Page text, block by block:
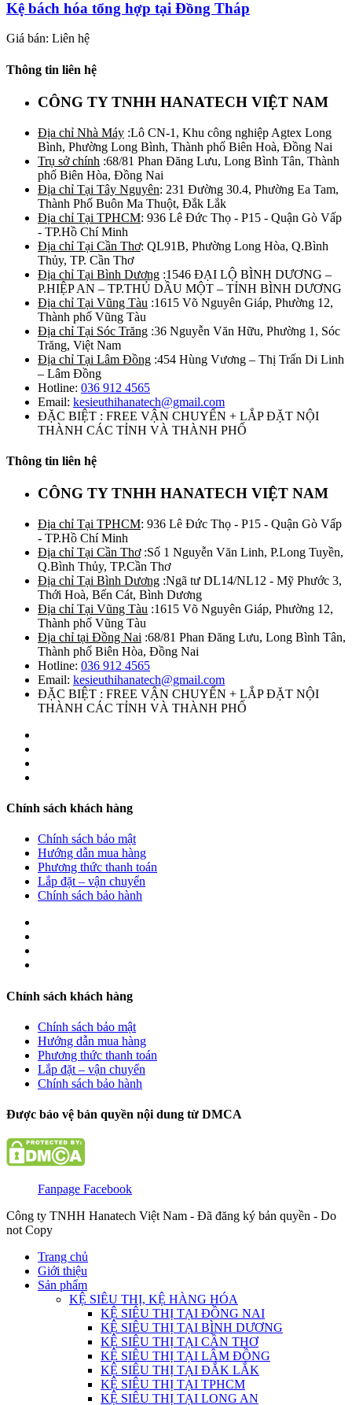
Kệ bách hóa tổng hợp tại Đồng Tháp
Giá bán: Liên hệ
Thông tin liên hệ
CÔNG TY TNHH HANATECH VIỆT NAM
Địa chỉ Nhà Máy :Lô CN-1, Khu công nghiệp Agtex Long
Bình, Phường Long Bình, Thành phố Biên Hoà, Đồng Nai
Trụ sở chính :68/81 Phan Đăng Lưu, Long Bình Tân, Thành
phố Biên Hòa, Đồng Nai
Địa chỉ Tại Tây Nguyên: 231 Đường 30.4, Phường Ea Tam,
Thành Phố Buôn Ma Thuột, Đắk Lắk
Địa chỉ Tại TPHCM: 936 Lê Đức Thọ - P15 - Quận Gò Vấp
- TP.Hồ Chí Minh
Địa chỉ Tại Cần Thơ: QL91B, Phường Long Hòa, Q.Bình
Thủy, TP. Cần Thơ
Địa chỉ Tại Bình Dương :1546 ĐẠI LỘ BÌNH DƯƠNG –
P.HIỆP AN – TP.THỦ DẦU MỘT – TỈNH BÌNH DƯƠNG
Địa chỉ Tại Vũng Tàu :1615 Võ Nguyên Giáp, Phường 12,
Thành phố Vũng Tàu
Địa chỉ Tại Sóc Trăng :36 Nguyễn Văn Hữu, Phường 1, Sóc
Trăng, Việt Nam
Địa chỉ Tại Lâm Đồng :454 Hùng Vương – Thị Trấn Di Linh
– Lâm Đồng
Hotline: 036 912 4565
Email: kesieuthihanatech@gmail.com
ĐẶC BIỆT : FREE VẬN CHUYỂN + LẮP ĐẶT NỘI
THÀNH CÁC TỈNH VÀ THÀNH PHỐ
Thông tin liên hệ
CÔNG TY TNHH HANATECH VIỆT NAM
Địa chỉ Tại TPHCM: 936 Lê Đức Thọ - P15 - Quận Gò Vấp
- TP.Hồ Chí Minh
Địa chỉ Tại Cần Thơ:Số 1 Nguyễn Văn Linh, P.Long Tuyền,
Q.Bình Thủy, TP.Cần Thơ
Địa chỉ Tại Bình Dương :Ngã tư DL14/NL12 - Mỹ Phước 3,
Thới Hoà, Bến Cát, Bình Dương
Địa chỉ Tại Vũng Tàu :1615 Võ Nguyên Giáp, Phường 12,
Thành phố Vũng Tàu
Địa chỉ tại Đồng Nai :68/81 Phan Đăng Lưu, Long Bình Tân,
Thành phố Biên Hòa, Đồng Nai
Hotline: 036 912 4565
Email: kesieuthihanatech@gmail.com
ĐẶC BIỆT : FREE VẬN CHUYỂN + LẮP ĐẶT NỘI
THÀNH CÁC TỈNH VÀ THÀNH PHỐ
Chính sách khách hàng
Chính sách bảo mật
Hướng dẫn mua hàng
Phương thức thanh toán
Lắp đặt – vận chuyển
Chính sách bảo hành
Chính sách khách hàng
Chính sách bảo mật
Hướng dẫn mua hàng
Phương thức thanh toán
Lắp đặt – vận chuyển
Chính sách bảo hành
Được bảo vệ bản quyền nội dung từ DMCA
Fanpage Facebook
Công ty TNHH Hanatech Việt Nam - Đã đăng ký bản quyền - Do
not Copy
Trang chủ
Giới thiệu
Sản phẩm
KỆ SIÊU THỊ, KỆ HÀNG HÓA
KỆ SIÊU THỊ TẠI ĐỒNG NAI
KỆ SIÊU THỊ TẠI BÌNH DƯƠNG
KỆ SIÊU THỊ TẠI CẦN THƠ
KỆ SIÊU THỊ TẠI LÂM ĐỒNG
KỆ SIÊU THỊ TẠI ĐẮK LẮK
KỆ SIÊU THỊ TẠI TPHCM
KỆ SIÊU THỊ TẠI LONG AN